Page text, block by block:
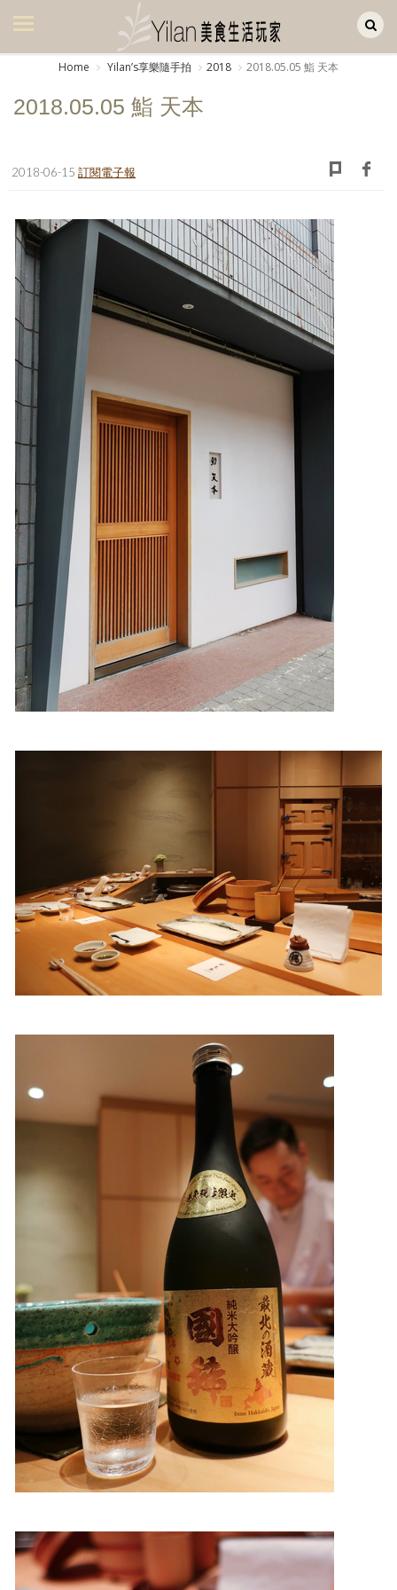
美食集
生活風
書房集
餐桌週記
享樂隨手拍
影音區
創意出版服務
歷史區
關於Yilan
個人著作
活動實況記錄
媒體報導一覽
合作與代言
Home Yilanʼs享樂隨手拍 2018 2018.05.05 鮨 天本
2018.05.05 鮨 天本
2018-06-15 訂閱電子報